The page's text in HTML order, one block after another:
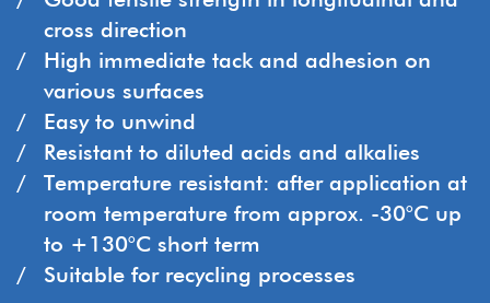
cross direction
High immediate tack and adhesion on
various surfaces
Easy to unwind
Resistant to diluted acids and alkalies
Temperature resistant: after application at
room temperature from approx. -30°C up
to +130°C short term
Suitable for recycling processes